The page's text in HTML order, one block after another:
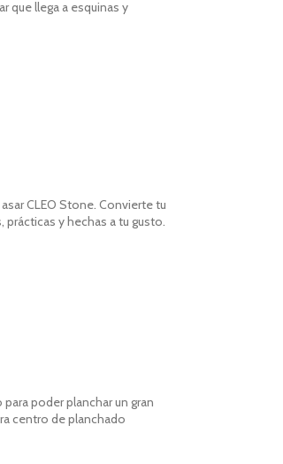
que llega a esquinas y
CLEO Stone. Convierte tu
y hechas a tu gusto.
para poder planchar un gran
centro de planchado